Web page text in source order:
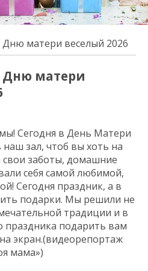
матери веселый 2026
Дню матери
Сегодня в День Матери
зал, чтоб вы хоть на
заботы, домашние
себя самой любимой,
Сегодня праздник, а в
подарки. Мы решили не
традиции и в
праздника подарить вам
экран.(видеорепортаж
мама»)